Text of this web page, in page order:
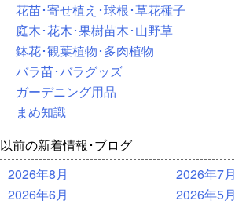
花苗･寄せ植え･球根･草花種子
庭木･花木･果樹苗木･山野草
鉢花･観葉植物･多肉植物
バラ苗･バラグッズ
ガーデニング用品
まめ知識
以前の新着情報･ブログ
2026年8月
2026年7月
2026年6月
2026年5月